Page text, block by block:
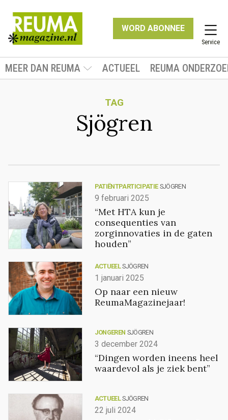
WORD ABONNEE
Service
MEER DAN REUMA ACTUEEL REUMA
TAG
Sjögren
PATIËNTPARTICIPATIE SJÖGREN
9 februari 2025
“Met HTA kun je
consequenties van
zorginnovaties in de gaten
houden”
ACTUEEL SJÖGREN
1 januari 2025
Op naar een nieuw
ReumaMagazinejaar!
JONGEREN SJÖGREN
3 december 2024
“Dingen worden ineens heel
waardevol als je ziek bent”
ACTUEEL SJÖGREN
22 juli 2024